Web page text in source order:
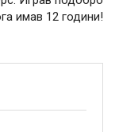
имав 12 години!